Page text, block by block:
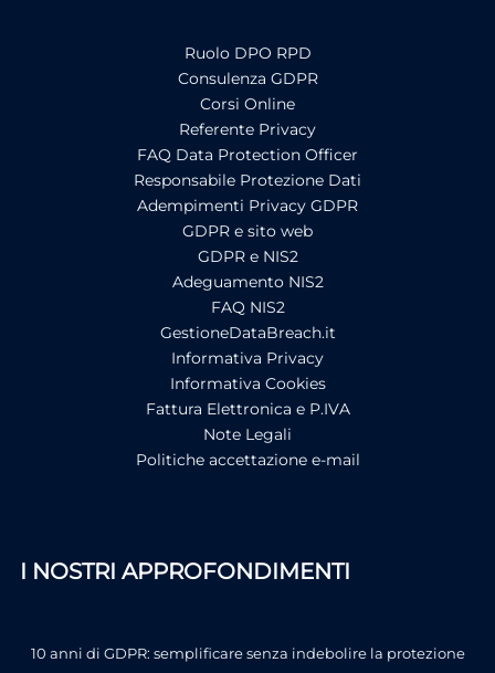
Ruolo DPO RPD
Consulenza GDPR
Corsi Online
Referente Privacy
FAQ Data Protection Officer
Responsabile Protezione Dati
Adempimenti Privacy GDPR
GDPR e sito web
GDPR e NIS2
Adeguamento NIS2
FAQ NIS2
GestioneDataBreach.it
Informativa Privacy
Informativa Cookies
Fattura Elettronica e P.IVA
Note Legali
Politiche accettazione e-mail
I NOSTRI APPROFONDIMENTI
10 anni di GDPR: semplificare senza indebolire la protezione